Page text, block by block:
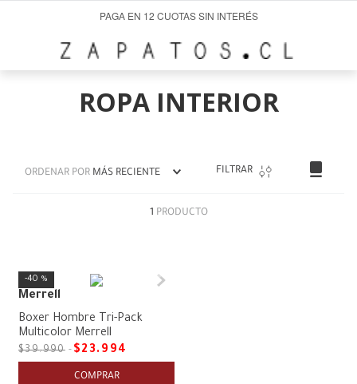
PAGA EN 12 CUOTAS SIN INTERÉS
ROPA INTERIOR
ORDENAR POR MÁS RECIENTE FILTRAR
1 PRODUCTO
40 %
Merrell
Boxer Hombre Tri-Pack
Multicolor Merrell
$39.990 $23. 994
COMPRAR